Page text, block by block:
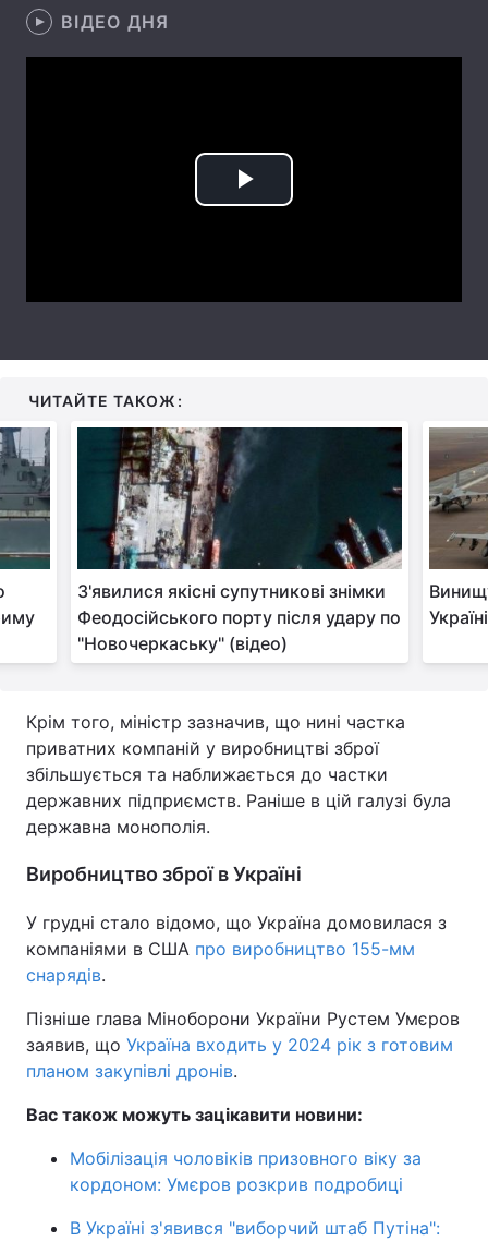
Контакти
Тема оформлення
ВІДЕО ДНЯ
Play
ЧИТАЙТЕ ТАКОЖ:
З'явилися якісні супутникові знімки
Феодосійського порту після удару по
"Новочеркаську" (відео)
Крім того, міністр зазначив, що нині частка
приватних компаній у виробництві зброї
збільшується та наближається до частки
державних підприємств. Раніше в цій галузі була
державна монополія.
Виробництво зброї в Україні
У грудні стало відомо, що Україна домовилася з
компаніями в США про виробництво 155-мм
снарядів.
Пізніше глава Міноборони України Рустем Умєров
заявив, що Україна входить у 2024 рік з готовим
планом закупівлі дронів.
Вас також можуть зацікавити новини:
Мобілізація чоловіків призовного віку за
кордоном: Умєров розкрив подробиці
В Україні з'явився "виборчий штаб Путіна":